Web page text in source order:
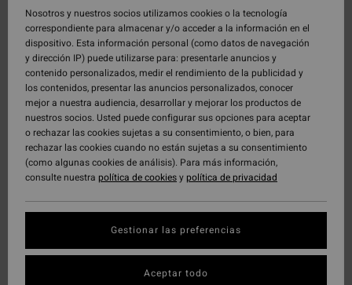
Nosotros y nuestros socios utilizamos cookies o la tecnología
correspondiente para almacenar y/o acceder a la información en el
dispositivo. Esta información personal (como datos de navegación
y dirección IP) puede utilizarse para: presentarle anuncios y
contenido personalizados, medir el rendimiento de la publicidad y
los contenidos, presentar las anuncios personalizados, conocer
mejor a nuestra audiencia, desarrollar y mejorar los productos de
nuestros socios. Usted puede configurar sus opciones para aceptar
o rechazar las cookies sujetas a su consentimiento, o bien, para
rechazar las cookies cuando no están sujetas a su consentimiento
(como algunas cookies de análisis). Para más información,
consulte nuestra política de cookiesypolítica de privacidad
Gestionar las preferencias
Aceptar todo